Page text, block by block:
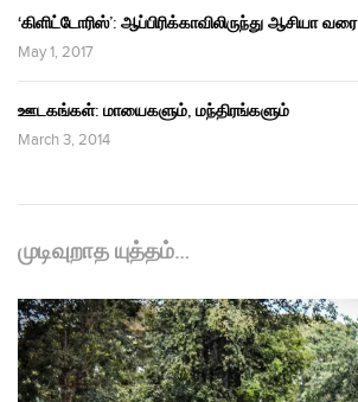
‘கிளிட்டோரிஸ்’: ஆப்பிரிக்காவிலிருந்து ஆசியா வரை
May 1, 2017
ஊடகங்கள்: மாயைகளும், மந்திரங்களும்
March 3, 2014
முடிவுறாத யுத்தம்…